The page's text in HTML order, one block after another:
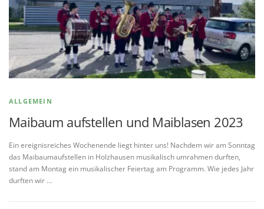
ALLGEMEIN
Maibaum aufstellen und Maiblasen 2023
Ein ereignisreiches Wochenende liegt hinter uns! Nachdem wir am Sonntag
das Maibaumaufstellen in Holzhausen musikalisch umrahmen durften,
stand am Montag ein musikalischer Feiertag am Programm. Wie jedes Jahr
durften wir …